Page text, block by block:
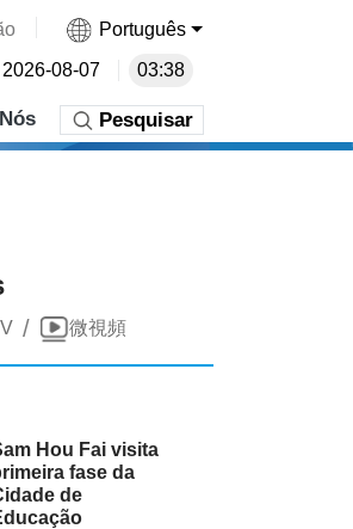
Português
2026-08-07 03:38
Pesquisar
/ 微視頻
Hou Fai visita
fase da
de